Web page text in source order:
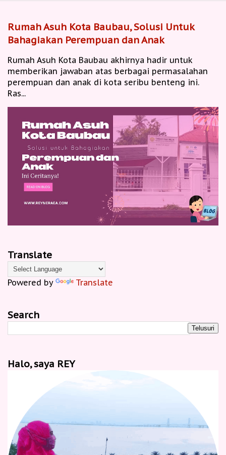
Rumah Asuh Kota Baubau, Solusi Untuk
Bahagiakan Perempuan dan Anak
Rumah Asuh Kota Baubau akhirnya hadir untuk
memberikan jawaban atas berbagai permasalahan
perempuan dan anak di kota seribu benteng ini.
Ras...
Translate
Powered by Translate
Search
Halo, saya REY